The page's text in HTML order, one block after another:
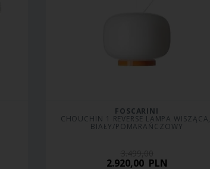
FOSCARINI
CHOUCHIN 1 REVERSE LAMPA WISZĄCA,
BIAŁY/POMARAŃCZOWY
2.920,00PLN